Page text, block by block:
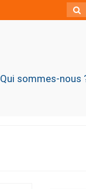
:
Qui sommes-nous